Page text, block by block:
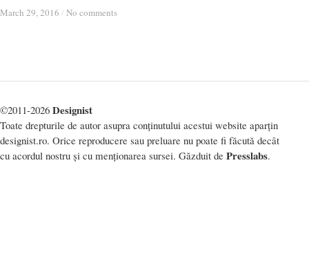
March 29, 2016 / No comments
March 29, 2016 / No comments
©2011-2026 Designist
Toate drepturile de autor asupra conținutului acestui website aparțin
designist.ro. Orice reproducere sau preluare nu poate fi făcută decât
cu acordul nostru și cu menționarea sursei. Găzduit de Presslabs.